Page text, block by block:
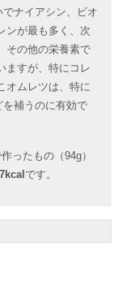
ナイアシン、ビオ
ンが最も多く、次
その他の栄養素で
ますが、特にコレ
オムレツは、特に
を補うのに有効で
ったもの（94g）
です。